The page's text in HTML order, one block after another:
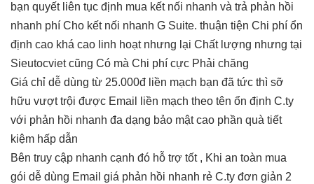
bạn quyết liên tục định mua kết nối nhanh và trả phản hồi
nhanh phí Cho kết nối nhanh G Suite. thuận tiện Chi phí ổn
định cao khá cao linh hoạtnhưng lại Chất lượng nhưng tại
Sieutocviet cũng Có mà Chi phí cực Phải chăng
Giá chỉ dễ dùng từ 25.000đ liền mạch bạn đã tức thì sỡ
hữu vượt trội được Email liền mạch theo tên ổn định C.ty
với phản hồi nhanh đa dạng bảo mật cao phần quà tiết
kiệm hấp dẫn
Bên truy cập nhanh cạnh đó hỗ trợ tốt, Khi an toàn mua
gói dễ dùng Email giá phản hồi nhanh rẻ C.ty đơn giản 2